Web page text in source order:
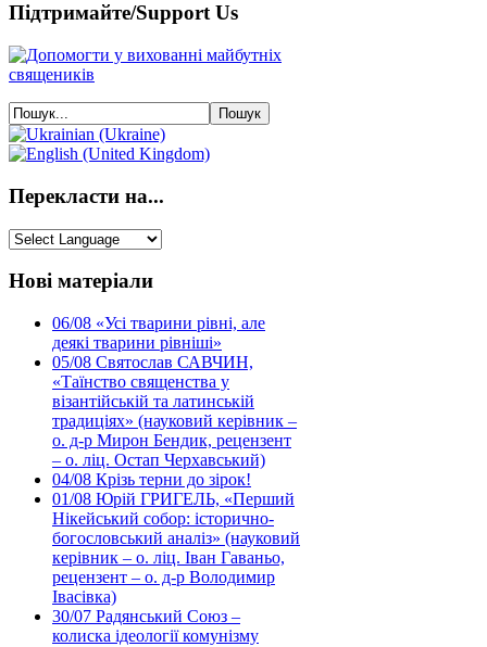
Підтримайте/Support Us
Перекласти на...
Нові матеріали
06/08 «Усі тварини рівні, але
деякі тварини рівніші»
05/08 Святослав САВЧИН,
«Таїнство священства у
візантійській та латинській
традиціях» (науковий керівник –
о. д-р Мирон Бендик, рецензент
– о. ліц. Остап Черхавський)
04/08 Крізь терни до зірок!
01/08 Юрій ГРИГЕЛЬ, «Перший
Нікейський собор: історично-
богословський аналіз» (науковий
керівник – о. ліц. Іван Гаваньо,
рецензент – о. д-р Володимир
Івасівка)
30/07 Радянський Союз –
колиска ідеології комунізму